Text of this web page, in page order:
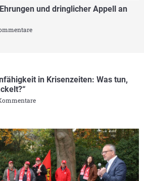
und dringlicher Appell an
in Krisenzeiten: Was tun,